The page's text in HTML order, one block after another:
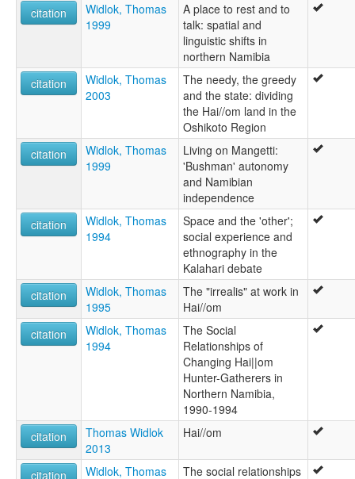
citation
Widlok, Thomas
1999
A place to rest and to
talk: spatial and
linguistic shifts in
northern Namibia
citation
Widlok, Thomas
2003
The needy, the greedy
and the state: dividing
the Hai//om land in the
Oshikoto Region
citation
Widlok, Thomas
1999
Living on Mangetti:
'Bushman' autonomy
and Namibian
independence
citation
Widlok, Thomas
1994
Space and the 'other';
social experience and
ethnography in the
Kalahari debate
citation
Widlok, Thomas
1995
The "irrealis" at work in
Hai//om
citation
Widlok, Thomas
1994
The Social
Relationships of
Changing Hai||om
Hunter-Gatherers in
Northern Namibia,
1990-1994
citation
Thomas Widlok
2013
Hai//om
citation Widlok, Thomas The social relationships